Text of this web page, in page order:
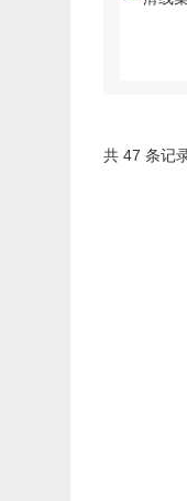
共 47 条记